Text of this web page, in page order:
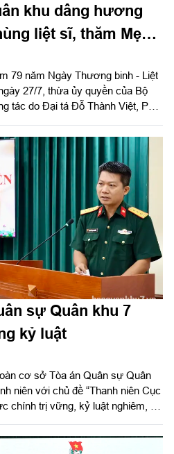
khu dâng hương
liệt sĩ, thăm Mẹ
tại tỉnh Lâm Đồng
79 năm Ngày Thương binh - Liệt
quyền của Bộ
tác do Đại tá Đỗ Thành Việt, Phó
tưởng niệm các anh hùng liệt
tỉnh Lâm Đồng.
sự Quân khu 7
kỷ luật
cơ sở Tòa án Quân sự Quân
niên với chủ đề “Thanh niên Cục
chính trị vững, kỷ luật nghiêm, an